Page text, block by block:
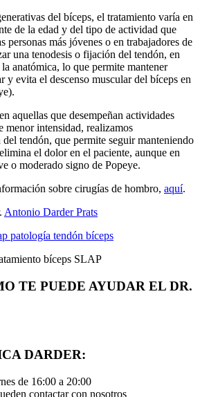
del bíceps, el tratamiento varía en
de la edad y del tipo de actividad que
personas más jóvenes o en trabajadores de
una tenodesis o fijación del tendón, en
anatómica, lo que permite mantener
y evita el descenso muscular del bíceps en
aquellas que desempeñan actividades
menor intensidad, realizamos
tendón, que permite seguir manteniendo
el dolor en el paciente, aunque en
o moderado signo de Popeye.
sobre cirugías de hombro, aquí.
Antonio Darder Prats
bíceps SLAP
TE PUEDE AYUDAR EL DR.
DARDER:
de 16:00 a 20:00
contactar con nosotros